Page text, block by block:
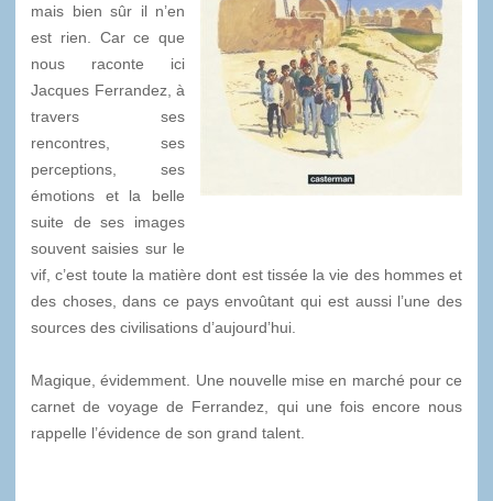
mais bien sûr il n’en
est rien. Car ce que
nous raconte ici
Jacques Ferrandez, à
travers ses
rencontres, ses
perceptions, ses
émotions et la belle
suite de ses images
souvent saisies sur le
vif, c’est toute la matière dont est tissée la vie des hommes et
des choses, dans ce pays envoûtant qui est aussi l’une des
sources des civilisations d’aujourd’hui.
Magique, évidemment. Une nouvelle mise en marché pour ce
carnet de voyage de Ferrandez, qui une fois encore nous
rappelle l’évidence de son grand talent.